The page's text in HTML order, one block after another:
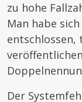
zu hohe
Man habe
entschlossen,
Der